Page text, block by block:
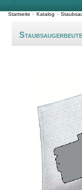
Startseite » Katalog »